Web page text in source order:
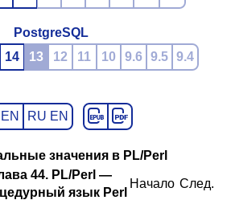
PostgreSQL
14 13 12 11 10 9.6 9.5 9.4
EN RU EN
значения в PL/Perl
44. PL/Perl —
язык Perl
Начало След.